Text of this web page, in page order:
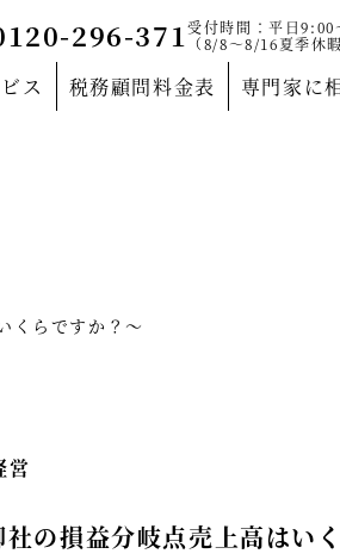
296-371受付時間：平日9:00
（8/8～8/16夏季休暇
ス 税務顧問料金表 専門家に
グの専門家
くらですか？～
営
社の損益分岐点売上高はい